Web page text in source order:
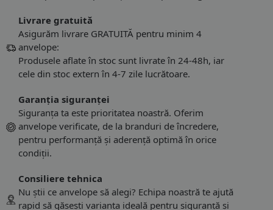
Livrare gratuită
Asigurăm livrare GRATUITĂ pentru minim 4
anvelope:
Produsele aflate în stoc sunt livrate în 24-48h, iar
cele din stoc extern în 4-7 zile lucrătoare.
Garanția siguranței
Siguranța ta este prioritatea noastră. Oferim
anvelope verificate, de la branduri de încredere,
pentru performanță și aderență optimă în orice
condiții.
Consiliere tehnica
Nu știi ce anvelope să alegi? Echipa noastră te ajută
rapid să găsești varianta ideală pentru siguranță și